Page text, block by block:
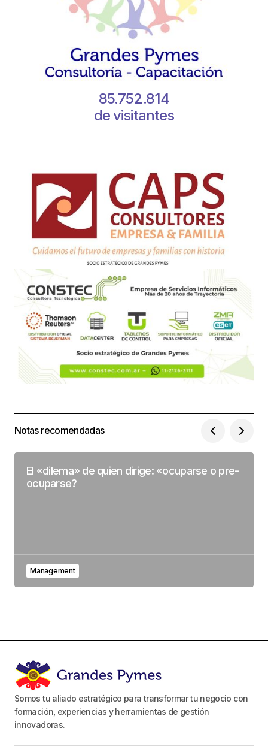
85.752.814
de visitantes
Notas recomendadas
El «dilema» de quien dirige: «ocuparse o pre-
ocuparse?
Management
Somos tu aliado estratégico para transformar tu negocio con
formación, experiencias y herramientas de gestión
innovadoras.